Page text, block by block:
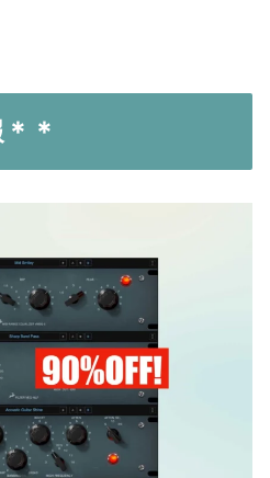
＊